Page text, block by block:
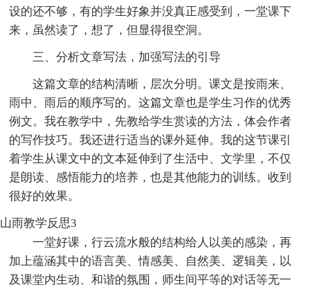
设的还不够，有的学生好象并没真正感受到，一堂课下
来，虽然读了，想了，但显得很空洞。
三、分析文章写法，加强写法的引导
这篇文章的结构清晰，层次分明。课文是按雨来、
雨中、雨后的顺序写的。这篇文章也是学生习作的优秀
例文。我在教学中，先教给学生赏读的方法，体会作者
的写作技巧。我还进行适当的课外延伸。我的这节课引
着学生从课文中的文本延伸到了生活中、文学里，不仅
是朗读、感悟能力的培养，也是其他能力的训练。收到
很好的效果。
山雨教学反思3
一堂好课，行云流水般的结构给人以美的感染，再
加上蕴涵其中的语言美、情感美、自然美、逻辑美，以
及课堂内生动、和谐的氛围，师生间平等的对话等无一